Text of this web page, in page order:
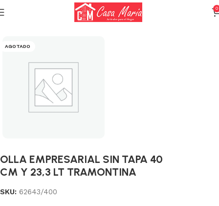
0
Calderas, Ollas y Sartenes Ollas
AGOTADO
OLLA EMPRESARIAL SIN TAPA 40
CM Y 23,3 LT TRAMONTINA
SKU: 62643/400